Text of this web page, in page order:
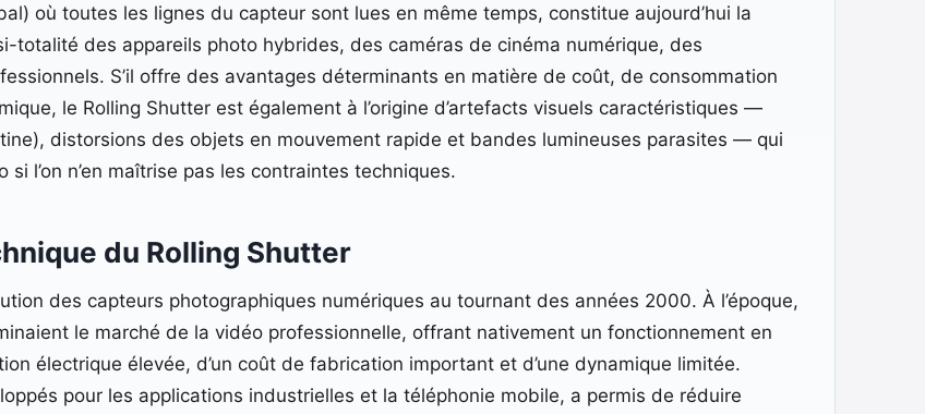
où toutes les lignes du capteur sont lues en même temps, constitue aujourd’hui la
totalité des appareils photo hybrides, des caméras de cinéma numérique, des
S’il offre des avantages déterminants en matière de coût, de consommation
le Rolling Shutter est également à l’origine d’artefacts visuels caractéristiques —
distorsions des objets en mouvement rapide et bandes lumineuses parasites — qui
l’on n’en maîtrise pas les contraintes techniques.
du Rolling Shutter
des capteurs photographiques numériques au tournant des années 2000. À l’époque,
le marché de la vidéo professionnelle, offrant nativement un fonctionnement en
électrique élevée, d’un coût de fabrication important et d’une dynamique limitée.
pour les applications industrielles et la téléphonie mobile, a permis de réduire